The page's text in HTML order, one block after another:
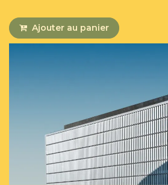
Ajouter au panier